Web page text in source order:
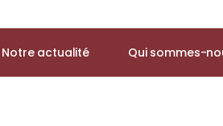
Notre actualité Qui sommes-